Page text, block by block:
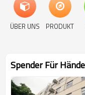
ÜBER UNS PRODUKT
Spender Für